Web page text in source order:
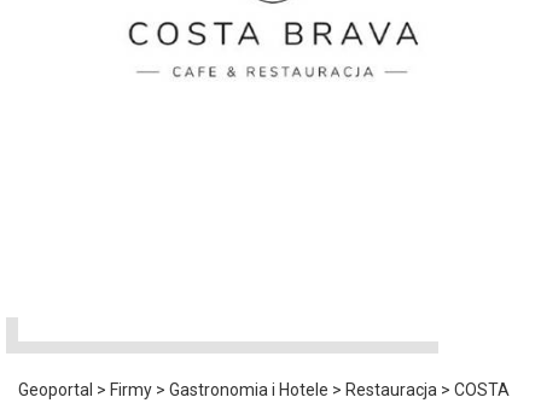
Geoportal > Firmy > Gastronomia i Hotele > Restauracja > COSTA